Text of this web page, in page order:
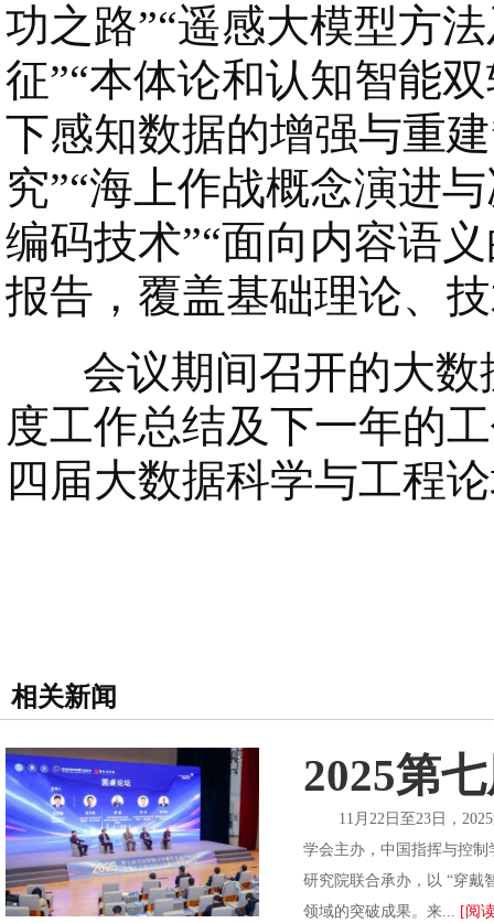
功之路”“遥感大模型方
征”“本体论和认知智能
下感知数据的增强与重
究”“海上作战概念演进
编码技术”“面向内容语
报告，覆盖基础理论、
会议期间召开的大数
度工作总结及下一年的
四届大数据科学与工程
相关新闻
2025第
11月22日至23日，2025
学会主办，中国指挥与控
研究院联合承办，以 “穿戴
领域的突破成果。来... [阅